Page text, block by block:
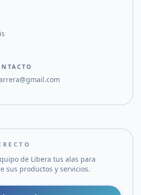
de Libera tus alas para
sus productos y servicios.